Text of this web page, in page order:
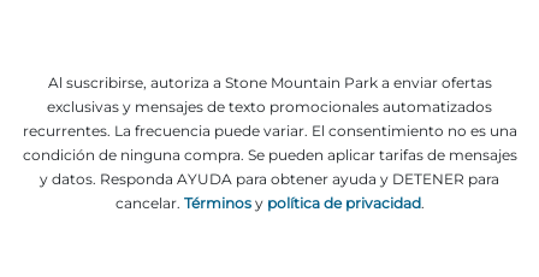
Al suscribirse, autoriza a Stone Mountain Park a enviar ofertas
exclusivas y mensajes de texto promocionales automatizados
recurrentes. La frecuencia puede variar. El consentimiento no es una
condición de ninguna compra. Se pueden aplicar tarifas de mensajes
y datos. Responda AYUDA para obtener ayuda y DETENER para
cancelar. Términosy política de privacidad.